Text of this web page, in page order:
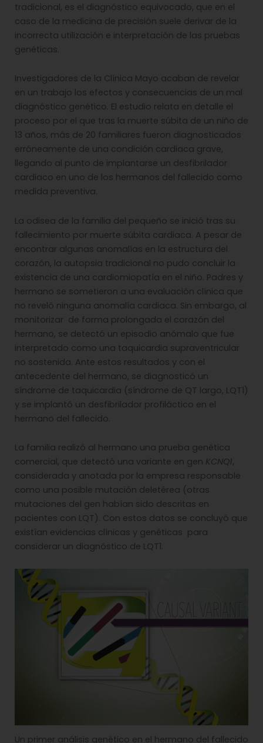
tradicional, es el diagnóstico equivocado, que en el
caso de la medicina de precisión suele derivar de la
incorrecta utilización e interpretación de las pruebas
genéticas.
Investigadores de la Clínica Mayo acaban de revelar
en un trabajo los efectos y consecuencias de un mal
diagnóstico genético. El estudio relata en detalle el
proceso por el que tras la muerte súbita de un niño de
13 años, más de 20 familiares fueron diagnosticados
erróneamente de una condición cardiaca grave,
llegando al punto de implantarse un desfibrilador
cardiaco en uno de los hermanos del fallecido como
medida preventiva.
La odisea de la familia del pequeño se inició tras su
fallecimiento por muerte súbita cardiaca. A pesar de
encontrar algunas anomalías en la estructura del
corazón, la autopsia tradicional no pudo concluir la
existencia de una cardiomiopatía en el niño. Padres y
hermano se sometieron a una evaluación clínica que
no reveló ninguna anomalía cardiaca. Sin embargo, al
monitorizar de forma prolongada el corazón del
hermano, se detectó un episodio anómalo que fue
interpretado como una taquicardia supraventricular
no sostenida. Ante estos resultados y con el
antecedente del hermano, se diagnosticó un
síndrome de taquicardia (síndrome de QT largo, LQT1)
y se implantó un desfibrilador profiláctico en el
hermano del fallecido.
La familia realizó al hermano una prueba genética
comercial, que detectó una variante en gen KCNQ1,
considerada y anotada por la empresa responsable
como una posible mutación deletérea (otras
mutaciones del gen habían sido descritas en
pacientes con LQT). Con estos datos se concluyó que
existían evidencias clínicas y genéticas para
considerar un diagnóstico de LQT1.
Un primer análisis genético en el hermano del fallecido